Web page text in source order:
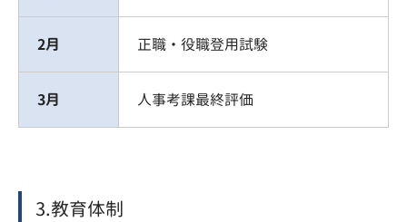
2月 正職・役職登用試験
3月 人事考課最終評価
3.教育体制